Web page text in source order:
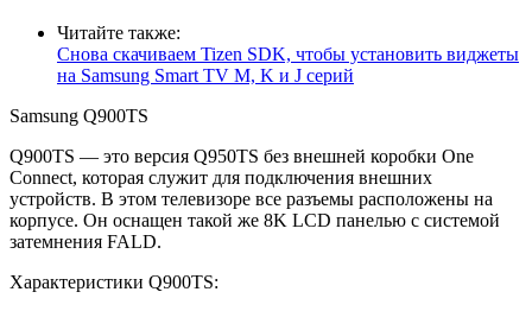
Читайте также:
Снова скачиваем Tizen SDK, чтобы установить виджеты
на Samsung Smart TV M, K и J серий
Samsung Q900TS
Q900TS — это версия Q950TS без внешней коробки One
Connect, которая служит для подключения внешних
устройств. В этом телевизоре все разъемы расположены на
корпусе. Он оснащен такой же 8K LCD панелью с системой
затемнения FALD.
Характеристики Q900TS: